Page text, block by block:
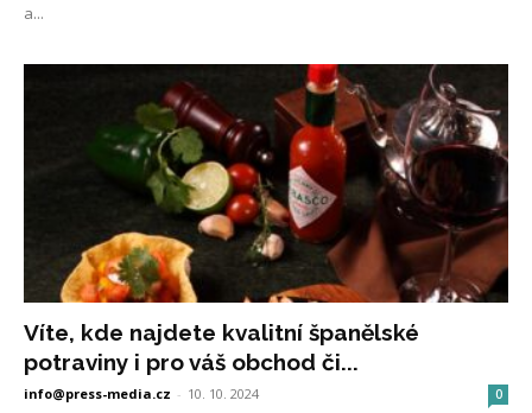
a...
Víte, kde najdete kvalitní španělské
potraviny i pro váš obchod či...
info@press-media.cz - 10. 10. 2024 0